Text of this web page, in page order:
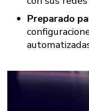
Preparado